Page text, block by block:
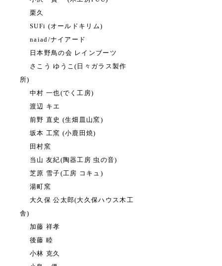
栗久
SUFi (オールドキリム)
naiad/ナイアード
日本野鳥の会 レインブーツ
さこう ゆうこ(日々ガラス製作
所)
中村 一也(でく工房)
渡辺 キエ
前野 直史 (生畑皿山窯)
坂本 工窯 (小鹿田焼)
田村窯
当山 友紀(陶器工房 虫の音)
芝原 雪子(工房 コキュ)
湯町窯
大久保 公太郎(大久保ハウス木工
舎)
加藤 祥孝
後藤 睦
小林 克久